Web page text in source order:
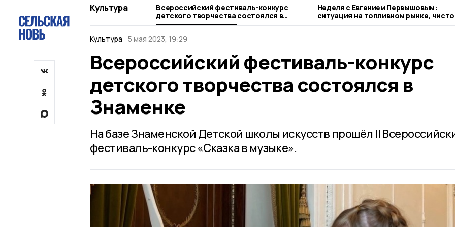
Культура
Всероссийский фестиваль-конкурс
детского творчества состоялся в
Знаменке
Неделя с Евгением Первышовым:
ситуация на топливном рынке,
городе и приоритеты образования
Культура 5 мая 2023, 19:29
Всероссийский фестиваль-конкурс
детского творчества состоялся в
Знаменке
На базе Знаменской Детской школы искусств прошёл II
фестиваль-конкурс «Сказка в музыке».